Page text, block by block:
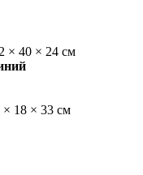
× 40 × 24 см
18 × 33 см